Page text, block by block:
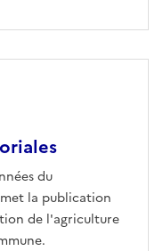
du
la publication
de l'agriculture